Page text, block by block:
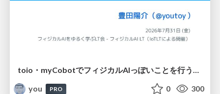
toio・myCobotでフィジカルAIっぽいことを行うための検討（とりあえず調査） / フィジカルAI LT（IoTLTによる開催）
you
PRO 0 300